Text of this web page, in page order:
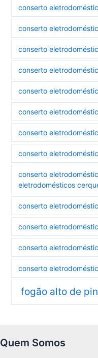
conserto
conserto
conserto
conserto
conserto
conserto
conserto
conserto
conserto
eletrodomésticos
conserto
conserto
conserto
conserto
fogão alto de
Quem Somos